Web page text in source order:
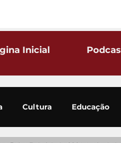
Inicial
Cultura Educação